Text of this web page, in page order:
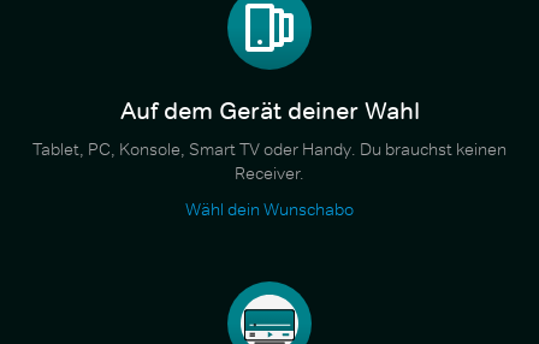
Auf dem Gerät deiner Wahl
Tablet, PC, Konsole, Smart TV oder Handy. Du brauchst keinen
Receiver.
Wähl dein Wunschabo